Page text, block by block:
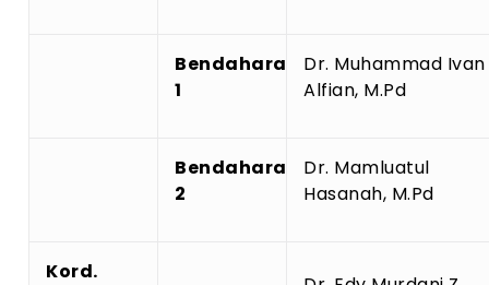
Bendahara
1
Dr. Muhammad Ivan
Alfian, M.Pd
Bendahara
2
Dr. Mamluatul
Hasanah, M.Pd
Kord.